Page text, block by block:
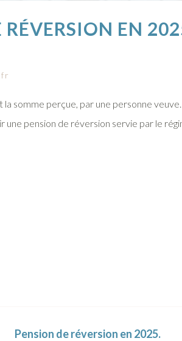
RÉVERSION EN
la somme perçue, par une personne
pension de réversion servie par le
Pension de réversion en 2025.